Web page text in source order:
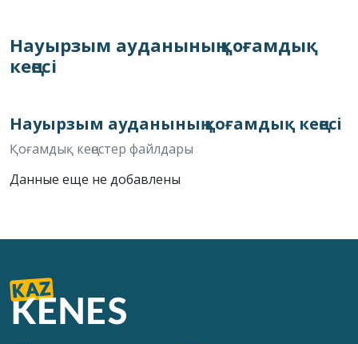
Науырзым ауданының қоғамдық
кеңесі
Науырзым ауданының қоғамдық кеңесі
Қоғамдық кеңестер файлдары
Данные еще не добавлены